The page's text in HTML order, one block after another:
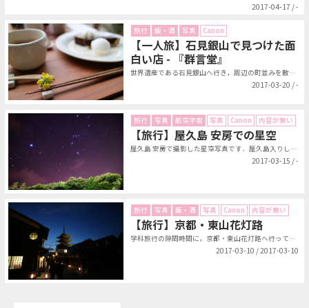
2017-04-17 / -
旅行 飯・酒 写真 Canon
【一人旅】石見銀山で見つけた面
白い店 - 『群言堂』
世界遺産である石見銀山へ行き，周辺の町並みを散策しているときに，『群言堂』と...
2017-03-20 / -
旅行 写真 航空宇宙 写真 Canon 内容が無い
【旅行】屋久島 安房での星空
屋久島 安房で撮影した星空写真です．屋久島入りした3/15，軽食を買いに行く...
2017-03-15 / -
旅行 写真 飯・酒 写真 Canon 内容が無い
【旅行】京都・東山花灯路
学科旅行の隙間時間に，京都・東山花灯路へ行ってきました．...
2017-03-10 / 2017-03-10